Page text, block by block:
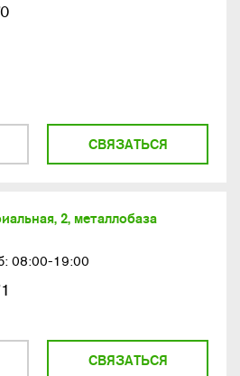
СВЯЗАТЬСЯ
2, металлобаза
08:00-19:00
СВЯЗАТЬСЯ